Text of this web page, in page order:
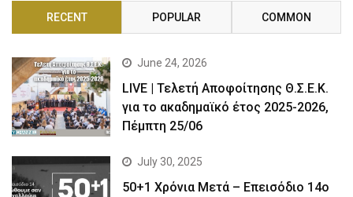
RECENT POPULAR COMMON
June 24, 2026
LIVE | Τελετή Αποφοίτησης Θ.Σ.Ε.Κ.
για το ακαδημαϊκό έτος 2025-2026,
Πέμπτη 25/06
July 30, 2025
50+1 Χρόνια Μετά – Επεισόδιο 14ο